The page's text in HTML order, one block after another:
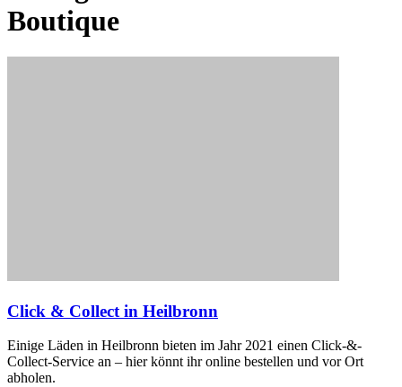
Boutique
Click & Collect in Heilbronn
Einige Läden in Heilbronn bieten im Jahr 2021 einen Click-&-
Collect-Service an – hier könnt ihr online bestellen und vor Ort
abholen.